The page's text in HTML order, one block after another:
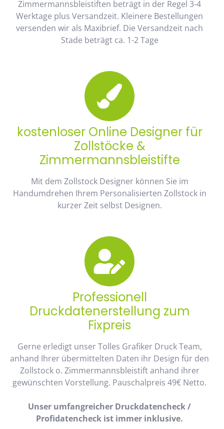
Zimmermannsbleistiften beträgt in der Regel 3-4
Werktage plus Versandzeit. Kleinere Bestellungen
versenden wir als Maxibrief. Die Versandzeit nach
Stade beträgt ca. 1-2 Tage
kostenloser Online Designer für
Zollstöcke &
Zimmermannsbleistifte
Mit dem Zollstock Designer können Sie im
Handumdrehen Ihrem Personalisierten Zollstock in
kurzer Zeit selbst Designen.
Professionell
Druckdatenerstellung zum
Fixpreis
Gerne erledigt unser Tolles Grafiker Druck Team,
anhand Ihrer übermittelten Daten ihr Design für den
Zollstock o. Zimmermannsbleistift anhand ihrer
gewünschten Vorstellung. Pauschalpreis 49€ Netto.
Unser umfangreicher Druckdatencheck /
Profidatencheck ist immer inklusive.